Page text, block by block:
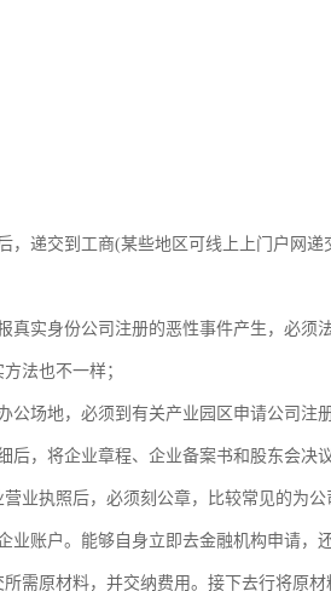
，递交到工商(某些地区可线上上门户网
真实身份公司注册的恶性事件产生，必须
法也不一样；
场地，必须到有关产业园区申请公司注册
后，将企业章程、企业备案书和股东会决
业执照后，必须刻公章，比较常见的为公
业账户。能够自身立即去金融机构申请，
需原材料，并交纳费用。接下去行将原